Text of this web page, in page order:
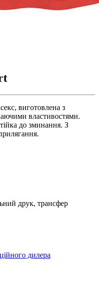
виготовлена з
властивостями.
до зминання. З
друк, трансфер
дилера